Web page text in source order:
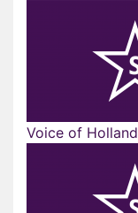
Voice of Holland